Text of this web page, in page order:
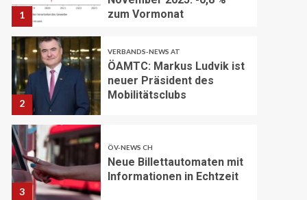
1
zum Vormonat
2
VERBANDS-NEWS AT
ÖAMTC: Markus Ludvik ist
neuer Präsident des
Mobilitätsclubs
3
ÖV-NEWS CH
Neue Billettautomaten mit
Informationen in Echtzeit